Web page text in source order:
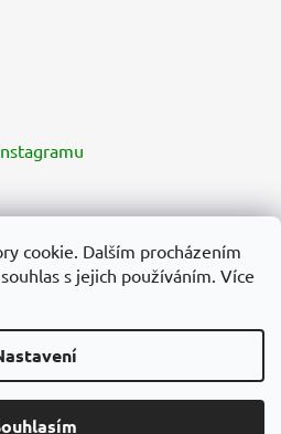
cookie. Dalším procházením
s jejich používáním. Více
Shoptet Premium
. Všechna práva vyhrazena.